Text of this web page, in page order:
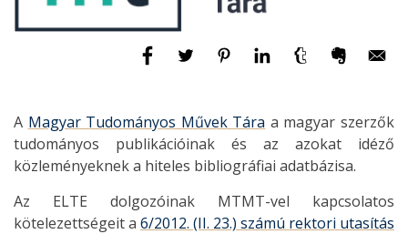
A Magyar Tudományos Művek Tára a magyar szerzők
tudományos publikációinak és az azokat idéző
közleményeknek a hiteles bibliográfiai adatbázisa.
Az ELTE dolgozóinak MTMT-vel kapcsolatos
kötelezettségeit a 6/2012. (II. 23.) számú rektori utasítás